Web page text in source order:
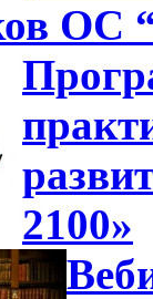
ОС
2100»